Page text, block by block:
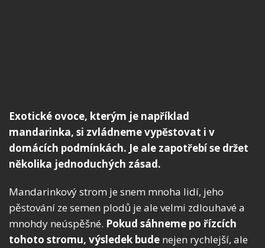
Exotické ovoce, kterým je například
mandarinka, si zvládneme vypěstovat i v
domácích podmínkách. Je ale zapotřebí se držet
několika jednoduchých zásad.
Mandarinkový strom je snem mnoha lidí, jeho
pěstování ze semen plodů je ale velmi zdlouhavé a
mnohdy neúspěšné. Pokud sáhneme po řízcích
tohoto stromu, výsledek bude nejen rychlejší, ale